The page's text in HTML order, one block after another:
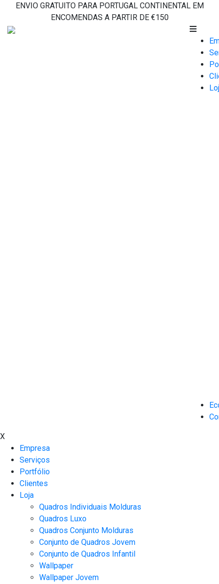
content
ENVIO GRATUITO PARA PORTUGAL CONTINENTAL EM
ENCOMENDAS A PARTIR DE €150
X
Empresa
Serviços
Portfólio
Clientes
Loja
Quadros Individuais Molduras
Quadros Luxo
Quadros Conjunto Molduras
Conjunto de Quadros Jovem
Conjunto de Quadros Infantil
Wallpaper
Wallpaper Jovem